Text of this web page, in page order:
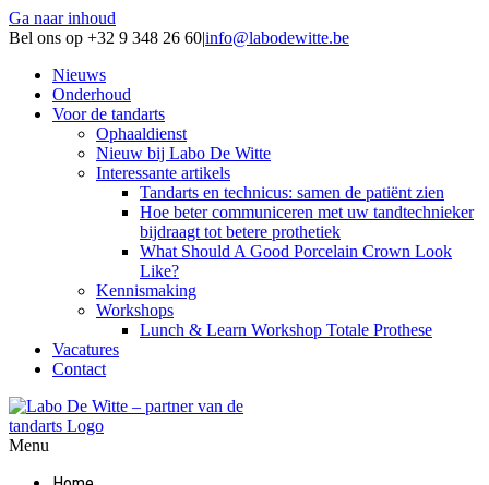
Ga naar inhoud
Bel ons op +32 9 348 26 60|info@labodewitte.be
Nieuws
Onderhoud
Voor de tandarts
Ophaaldienst
Nieuw bij Labo De Witte
Interessante artikels
Tandarts en technicus: samen de patiënt zien
Hoe beter communiceren met uw tandtechnieker
bijdraagt tot betere prothetiek
What Should A Good Porcelain Crown Look
Like?
Kennismaking
Workshops
Lunch & Learn Workshop Totale Prothese
Vacatures
Contact
Menu